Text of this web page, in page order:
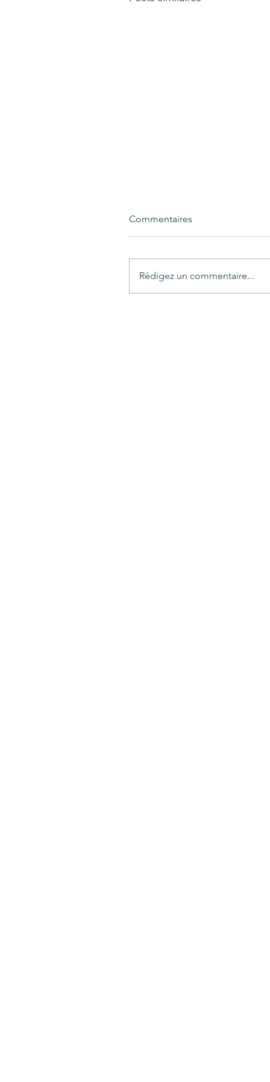
Commentaires
Rédigez un commentaire...